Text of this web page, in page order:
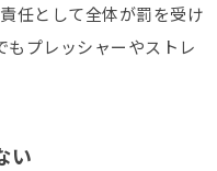
任として全体が罰を受け
もプレッシャーやストレ
い